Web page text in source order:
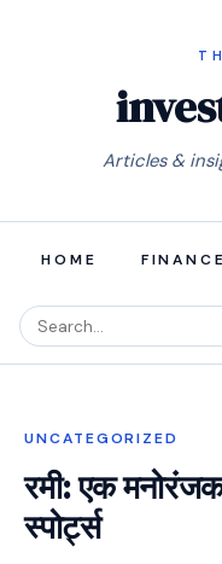
Articles &
HOME FINANCE
UNCATEGORIZED
रमी: एक
स्पोर्ट्स